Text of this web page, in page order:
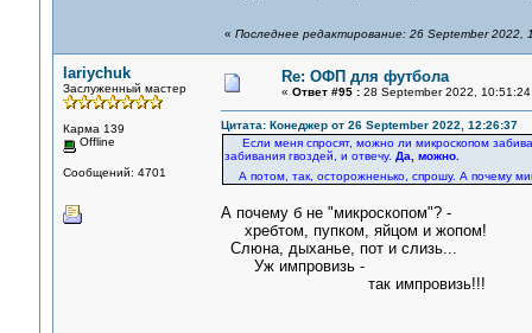
« Последнее редактирование: 26 September 2022,
lariychuk
Заслуженный мастер
Карма 139
Offline
Сообщений: 4701
Re: ОФП для футбола
« Ответ #95 :28 September 2022, 10:51:24
Цитата: Конеджер от 26 September 2022, 12:26:37
Если меня спросят, можно ли микроскопом
забивания гвоздей, и отвечу. Да, можно.
А потом, так, осторожненько, спрошу. А почему
А почему б не "микроскопом"? -
хребтом, пупком, яйцом и жопом!
Слюна, дыханье, пот и слизь...
Уж импровизь -
так импровизь!!!